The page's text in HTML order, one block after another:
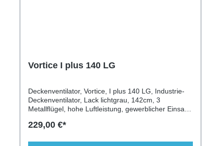
Vortice I plus 140 LG
Deckenventilator, Vortice, I plus 140 LG, Industrie-
Deckenventilator, Lack lichtgrau, 142cm, 3
Metallflügel, hohe Luftleistung, gewerblicher Einsatz,
Fernbedienung, Wandschalter, Vorwärtslauf,
229,00 €*